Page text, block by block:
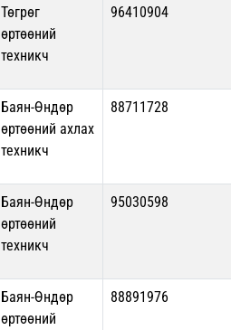
Төгрөг
өртөөний
техникч
96410904
Баян-Өндөр
өртөөний ахлах
техникч
88711728
Баян-Өндөр
өртөөний
техникч
95030598
Баян-Өндөр
өртөөний
88891976